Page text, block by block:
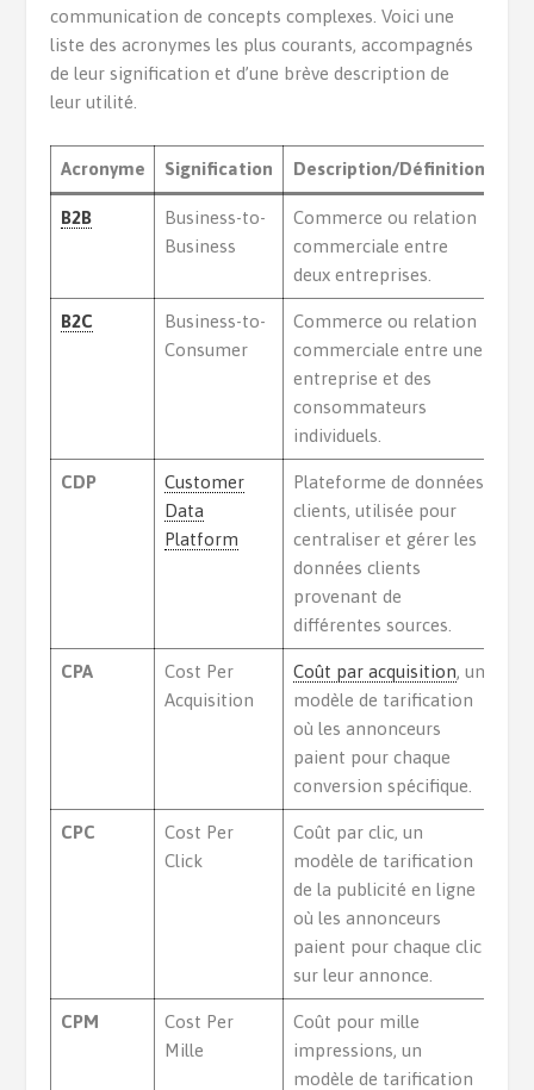
communication de concepts complexes. Voici une
liste des acronymes les plus courants, accompagnés
de leur signification et d’une brève description de
leur utilité.
Acronyme Signification Description/Définition
B2B
Business-to-
Business
Commerce ou relation
commerciale entre
deux entreprises.
B2C
Business-to-
Consumer
Commerce ou relation
commerciale entre une
entreprise et des
consommateurs
individuels.
CDP
Customer
Data
Platform
Plateforme de données
clients, utilisée pour
centraliser et gérer les
données clients
provenant de
différentes sources.
CPA
Cost Per
Acquisition
Coût par acquisition, un
modèle de tarification
où les annonceurs
paient pour chaque
conversion spécifique.
CPC
Cost Per
Click
Coût par clic, un
modèle de tarification
de la publicité en ligne
où les annonceurs
paient pour chaque clic
sur leur annonce.
CPM
Cost Per
Mille
Coût pour mille
impressions, un
modèle de tarification